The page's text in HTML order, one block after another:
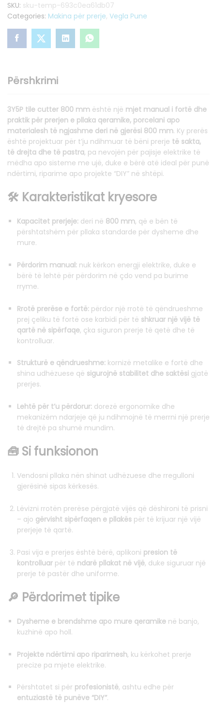
5116
quantity
SKU: sku-temp-693c0ea61db07
Categories: Makina për prerje, Vegla Pune
Përshkrimi
3Y5P tile cutter 800 mm është një mjet manual i fortë dhe
praktik për prerjen e pllaka qeramike, porcelani apo
materialesh të ngjashme deri në gjerësi 800 mm. Ky prerës
është projektuar për t’ju ndihmuar të bëni prerje të sakta,
të drejta dhe të pastra, pa nevojën për pajisje elektrike të
mëdha apo sisteme me ujë, duke e bërë atë ideal për punë
ndërtimi, riparime apo projekte “DIY” në shtëpi.
🛠️ Karakteristikat kryesore
Kapacitet prerjeje: deri në 800 mm, që e bën të
përshtatshëm për pllaka standarde për dysheme dhe
mure.
Përdorim manual: nuk kërkon energji elektrike, duke e
bërë të lehtë për përdorim në çdo vend pa burime
rryme.
Rrotë prerëse e fortë: përdor një rrotë të qëndrueshme
prej çeliku të fortë ose karbidi për të shkruar një vijë të
qartë në sipërfaqe, çka siguron prerje të qetë dhe të
kontrolluar.
Strukturë e qëndrueshme: kornizë metalike e fortë dhe
shina udhëzuese që sigurojnë stabilitet dhe saktësi gjatë
prerjes.
Lehtë për t’u përdorur: dorezë ergonomike dhe
mekanizëm ndarjeje që ju ndihmojnë të merrni një prerje
të drejtë pa shumë mundim.
🧰 Si funksionon
Vendosni pllaka nën shinat udhëzuese dhe rregulloni
gjerësinë sipas kërkesës.
Lëvizni rrotën prerëse përgjatë vijës që dëshironi të prisni
– ajo gërvisht sipërfaqen e pllakës për të krijuar një vijë
prerjeje të qartë.
Pasi vija e prerjes është bërë, aplikoni presion të
kontrolluar për të ndarë pllakat në vijë, duke siguruar një
prerje të pastër dhe uniforme.
🔎 Përdorimet tipike
Dysheme e brendshme apo mure qeramike në banjo,
kuzhinë apo holl.
Projekte ndërtimi apo riparimesh, ku kërkohet prerje
precize pa mjete elektrike.
Përshtatet si për profesionistë, ashtu edhe për
entuziastë të punëve “DIY”.